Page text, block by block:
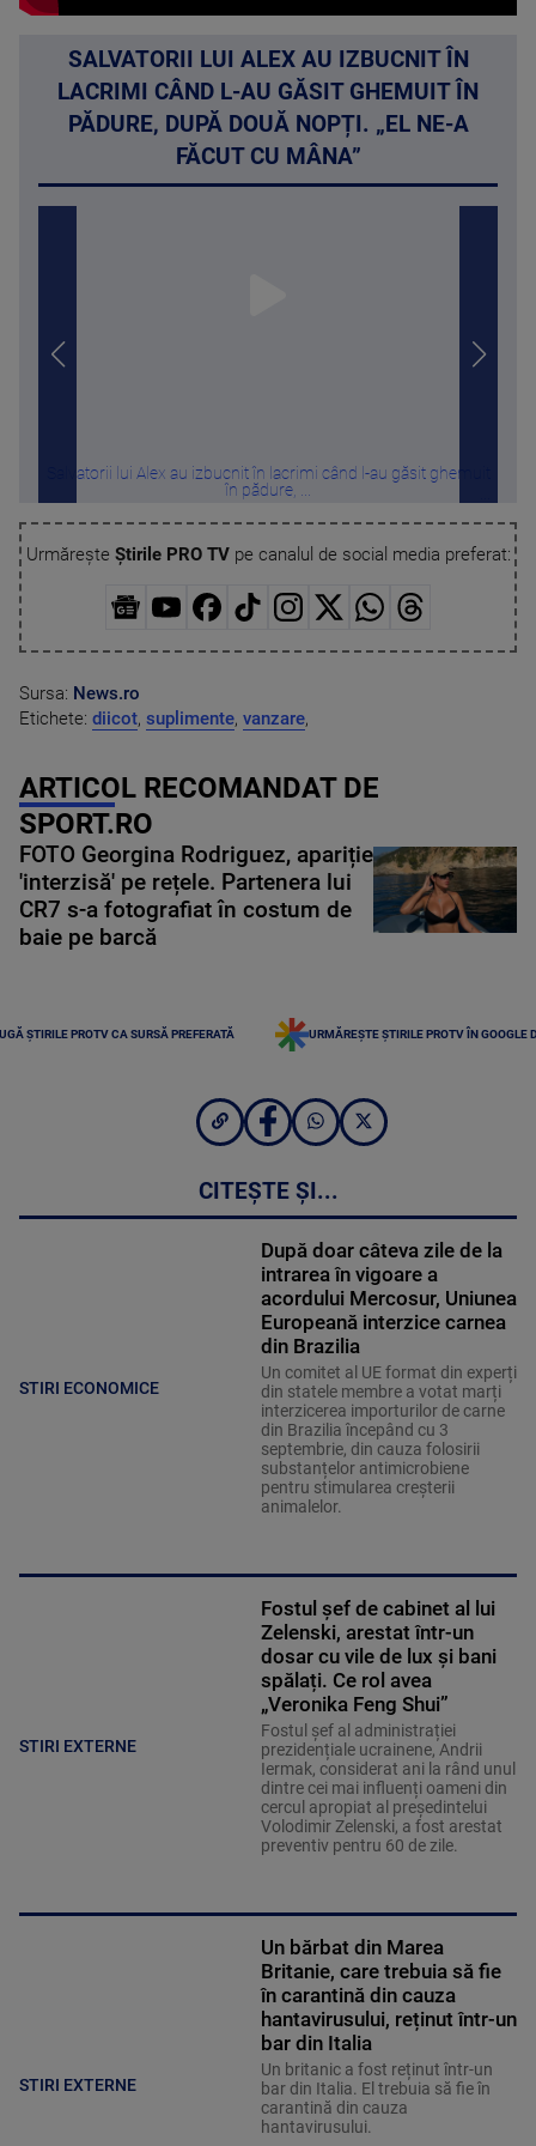
SALVATORII LUI ALEX AU IZBUCNIT ÎN
LACRIMI CÂND L-AU GĂSIT GHEMUIT ÎN
PĂDURE, DUPĂ DOUĂ NOPȚI. „EL NE-A
FĂCUT CU MÂNA”
Salvatorii lui Alex au izbucnit în lacrimi când l-au găsit ghemuit
în pădure, ...
Urmărește Știrile PRO TVpe canalul de social media preferat:
Sursa: News.ro
Etichete: diicot, suplimente, vanzare,
ARTICOL RECOMANDAT DE
SPORT.RO
FOTO Georgina Rodriguez, apariție
'interzisă' pe rețele. Partenera lui
CR7 s-a fotografiat în costum de
baie pe barcă
ȘTIRILE PROTV CA SURSĂ PREFERATĂ URMĂREȘTE ȘTIRILE PROTV ÎN GOOGLE
CITEȘTE ȘI...
STIRI ECONOMICE
După doar câteva zile de la
intrarea în vigoare a
acordului Mercosur, Uniunea
Europeană interzice carnea
din Brazilia
Un comitet al UE format din experți
din statele membre a votat marți
interzicerea importurilor de carne
din Brazilia începând cu 3
septembrie, din cauza folosirii
substanțelor antimicrobiene
pentru stimularea creșterii
animalelor.
STIRI EXTERNE
Fostul șef de cabinet al lui
Zelenski, arestat într-un
dosar cu vile de lux și bani
spălați. Ce rol avea
„Veronika Feng Shui”
Fostul șef al administrației
prezidențiale ucrainene, Andrii
Iermak, considerat ani la rând unul
dintre cei mai influenți oameni din
cercul apropiat al președintelui
Volodimir Zelenski, a fost arestat
preventiv pentru 60 de zile.
STIRI EXTERNE
Un bărbat din Marea
Britanie, care trebuia să fie
în carantină din cauza
hantavirusului, reținut într-un
bar din Italia
Un britanic a fost reținut într-un
bar din Italia. El trebuia să fie în
carantină din cauza
hantavirusului.